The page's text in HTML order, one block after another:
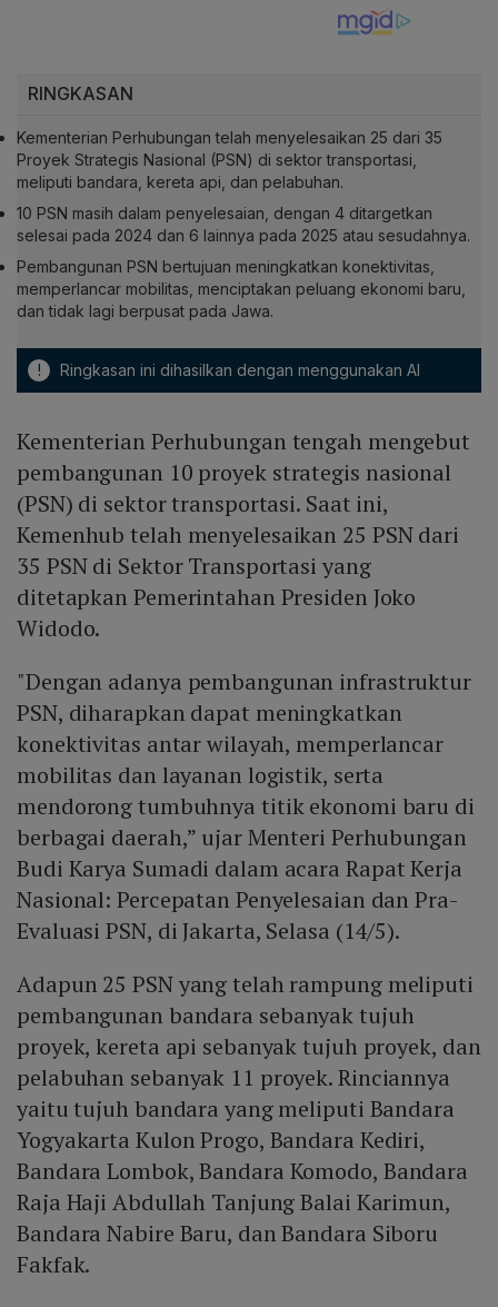
RINGKASAN
Kementerian Perhubungan telah menyelesaikan 25 dari 35
Proyek Strategis Nasional (PSN) di sektor transportasi,
meliputi bandara, kereta api, dan pelabuhan.
10 PSN masih dalam penyelesaian, dengan 4 ditargetkan
selesai pada 2024 dan 6 lainnya pada 2025 atau sesudahnya.
Pembangunan PSN bertujuan meningkatkan konektivitas,
memperlancar mobilitas, menciptakan peluang ekonomi baru,
dan tidak lagi berpusat pada Jawa.
! Ringkasan ini dihasilkan dengan menggunakan AI
Kementerian Perhubungan tengah mengebut
pembangunan 10 proyek strategis nasional
(PSN) di sektor transportasi. Saat ini,
Kemenhub telah menyelesaikan 25 PSN dari
35 PSN di Sektor Transportasi yang
ditetapkan Pemerintahan Presiden Joko
Widodo.
"Dengan adanya pembangunan infrastruktur
PSN, diharapkan dapat meningkatkan
konektivitas antar wilayah, memperlancar
mobilitas dan layanan logistik, serta
mendorong tumbuhnya titik ekonomi baru di
berbagai daerah,” ujar Menteri Perhubungan
Budi Karya Sumadi dalam acara Rapat Kerja
Nasional: Percepatan Penyelesaian dan Pra-
Evaluasi PSN, di Jakarta, Selasa (14/5).
Adapun 25 PSN yang telah rampung meliputi
pembangunan bandara sebanyak tujuh
proyek, kereta api sebanyak tujuh proyek, dan
pelabuhan sebanyak 11 proyek. Rinciannya
yaitu tujuh bandara yang meliputi Bandara
Yogyakarta Kulon Progo, Bandara Kediri,
Bandara Lombok, Bandara Komodo, Bandara
Raja Haji Abdullah Tanjung Balai Karimun,
Bandara Nabire Baru, dan Bandara Siboru
Fakfak.